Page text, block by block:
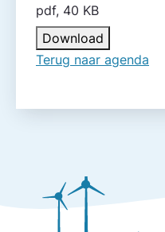
pdf, 40 KB
Download
Terug naar agenda